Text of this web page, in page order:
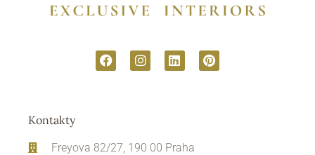
Kontakty
Freyova 82/27, 190 00 Praha